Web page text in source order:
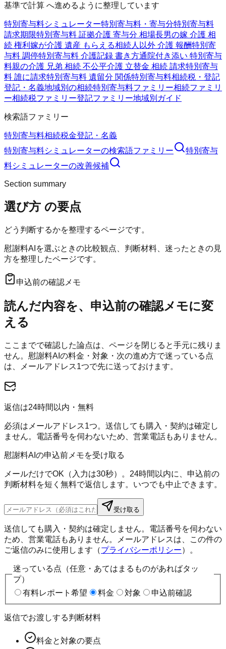
基準で計算 へ進めるように整理しています
特別寄与料シミュレーター特別寄与料・寄与分特別寄与料
請求期限特別寄与料 証拠介護 寄与分 相場長男の嫁 介護 相
続 権利 嫁が介護 遺産 もらえる相続人以外 介護 報酬特別寄
与料 調停特別寄与料 介護記録 書き方通院付き添い 特別寄与
料親の介護 兄弟 相続 不公平介護 立替金 相続 請求特別寄与
料 誰に請求特別寄与料 遺留分 関係特別寄与料相続税・登記
登記・名義地域別の相続特別寄与料ファミリー相続ファミリ
ー相続税ファミリー登記ファミリー地域別ガイド
検索語ファミリー
特別寄与料相続税金登記・名義
特別寄与料シミュレーターの検索語ファミリー
特別寄与
料シミュレーターの改善候補
Section summary
選び方 の要点
どう判断するかを整理するページです。
慰謝料AIを選ぶときの比較観点、判断材料、迷ったときの見
方を整理したページです。
申込前の確認メモ
読んだ内容を、申込前の確認メモに変
える
ここまでで確認した論点は、ページを閉じると手元に残りま
せん。 慰謝料AI の料金・対象・次の進め方で迷っている点
は、メールアドレス1つで先に送っておけます。
返信は24時間以内・無料
必須はメールアドレス1つ。送信しても購入・契約は確定し
ません。電話番号を伺わないため、営業電話もありません。
慰謝料AIの申込前メモを受け取る
メールだけでOK（入力は30秒）。24時間以内に、申込前の
判断材料を短く無料で返信します。いつでも中止できます。
受け取る
送信しても購入・契約は確定しません。電話番号を伺わない
ため、営業電話もありません。メールアドレスは、この件の
ご返信のみに使用します（プライバシーポリシー）。
迷っている点（任意・あてはまるものがあればタッ
プ）
有料レポート希望
料金 対象 申込前確認
返信でお渡しする判断材料
料金と対象の要点